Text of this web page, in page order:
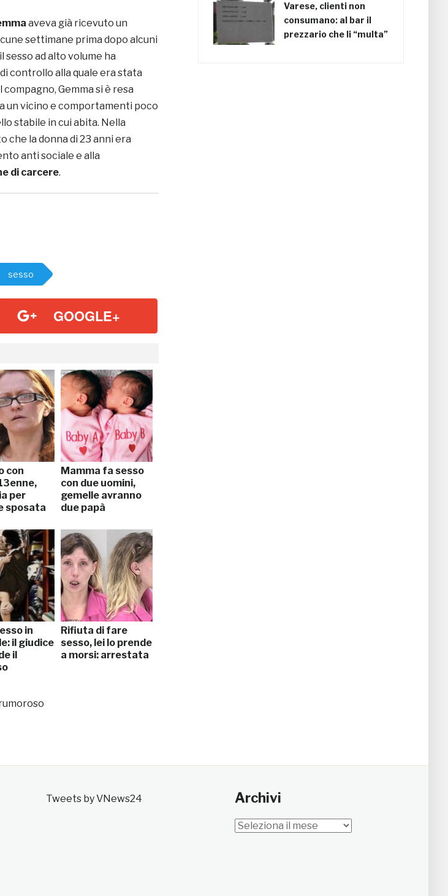
aveva già ricevuto un
settimane prima dopo alcuni
sesso ad alto volume ha
controllo alla quale era stata
Gemma si è resa
un vicino e comportamenti poco
stabile in cui abita. Nella
che la donna di 23 anni era
anti sociale e alla
di carcere.
sesso
GOOGLE+
con
per
sposata
Mamma fa sesso
con due uomini,
gemelle avranno
due papà
in
il giudice
il
Rifiuta di fare
sesso, lei lo prende
a morsi: arrestata
Varese, clienti non
consumano: al bar il
prezzario che li “multa”
Tweets by VNews24 Archivi
Archivi